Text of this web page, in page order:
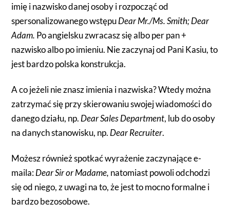
imię i nazwisko danej osoby i rozpocząć od
spersonalizowanego wstępuDear Mr./Ms. Smith; Dear
Adam. Po angielsku zwracasz się albo per pan +
nazwisko albo po imieniu. Nie zaczynaj od Pani Kasiu, to
jest bardzo polska konstrukcja.
A co jeżeli nie znasz imienia i nazwiska? Wtedy można
zatrzymać się przy skierowaniu swojej wiadomości do
danego działu, np. Dear Sales Department, lub do osoby
na danych stanowisku, np. Dear Recruiter.
Możesz również spotkać wyrażenie zaczynające e-
maila:Dear Sir or Madame, natomiast powoli odchodzi
się od niego, z uwagi na to, że jest to mocno formalne i
bardzo bezosobowe.